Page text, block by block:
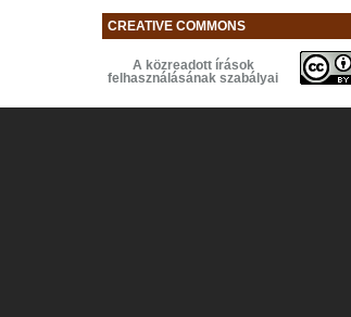
CREATIVE COMMONS
A közreadott írások
felhasználásának szabályai